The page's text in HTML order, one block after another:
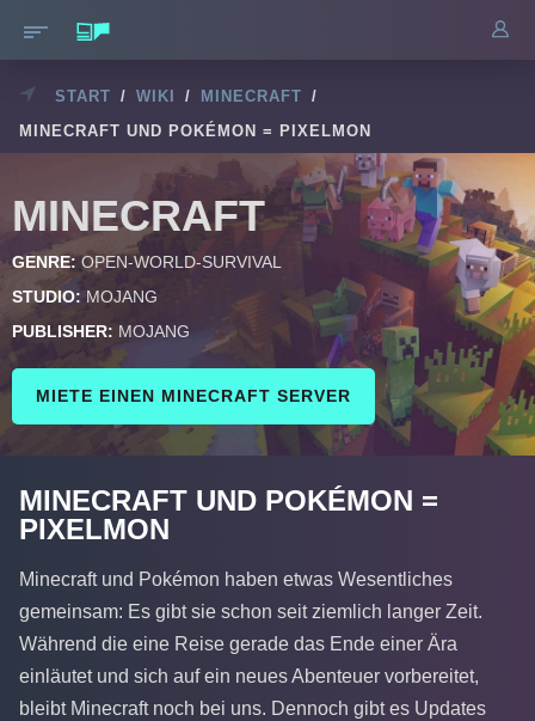
START / WIKI / MINECRAFT /
MINECRAFT UND POKÉMON = PIXELMON
MINECRAFT
GENRE: OPEN-WORLD-SURVIVAL
STUDIO: MOJANG
PUBLISHER: MOJANG
MIETE EINEN MINECRAFT SERVER
MINECRAFT UND POKÉMON =
PIXELMON
Minecraft und Pokémon haben etwas Wesentliches
gemeinsam: Es gibt sie schon seit ziemlich langer Zeit.
Während die eine Reise gerade das Ende einer Ära
einläutet und sich auf ein neues Abenteuer vorbereitet,
bleibt Minecraft noch bei uns. Dennoch gibt es Updates